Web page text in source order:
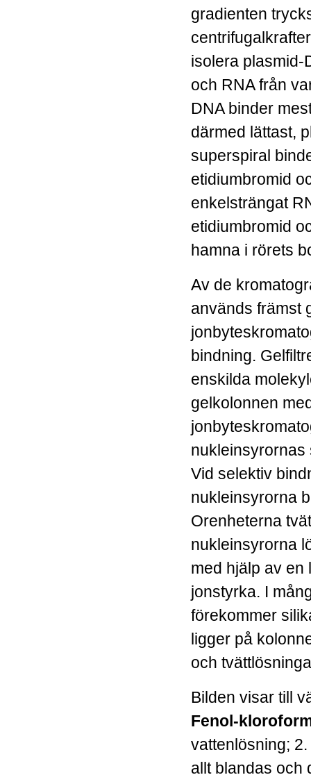
gradienten
isolera plasmid-
och RNA från
DNA binder
därmed lättast,
superspiral
etidiumbromid
enkelsträngat
etidiumbromid
hamna i rörets
Av de
används främst
bindning.
enskilda
gelkolonnen
nukleinsyrornas
Vid selektiv
nukleinsyrorna
Orenheterna
nukleinsyrorna
med hjälp av en
jonstyrka. I
förekommer
ligger på
och
Bilden visar till
Fenol-
vattenlösning;
allt blandas och